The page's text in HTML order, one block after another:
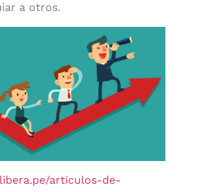
a otros.
articulos-de-